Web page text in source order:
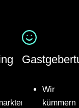
Wir
kümmern